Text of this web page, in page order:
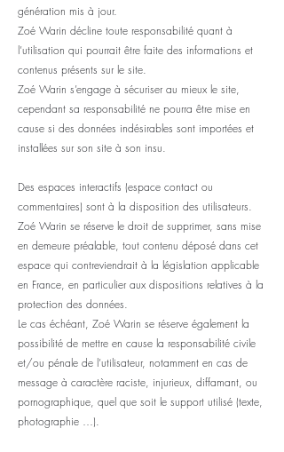
génération mis à jour.
Zoé Warin décline toute responsabilité quant à
l’utilisation qui pourrait être faite des informations et
contenus présents sur le site.
Zoé Warin s’engage à sécuriser au mieux le site,
cependant sa responsabilité ne pourra être mise en
cause si des données indésirables sont importées et
installées sur son site à son insu.
Des espaces interactifs (espace contact ou
commentaires) sont à la disposition des utilisateurs.
Zoé Warin se réserve le droit de supprimer, sans mise
en demeure préalable, tout contenu déposé dans cet
espace qui contreviendrait à la législation applicable
en France, en particulier aux dispositions relatives à la
protection des données.
Le cas échéant, Zoé Warin se réserve également la
possibilité de mettre en cause la responsabilité civile
et/ou pénale de l’utilisateur, notamment en cas de
message à caractère raciste, injurieux, diffamant, ou
pornographique, quel que soit le support utilisé (texte,
photographie …).